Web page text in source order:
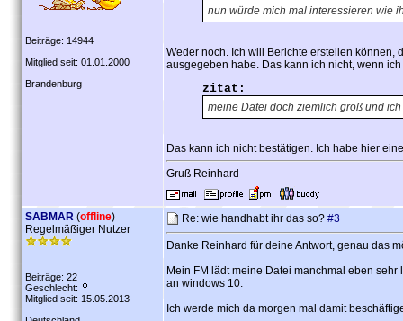
Beiträge: 14944
Mitglied seit: 01.01.2000
Brandenburg
nun würde mich mal interessieren wie
Weder noch. Ich will Berichte erstellen können,
ausgegeben habe. Das kann ich nicht, wenn
zitat:
meine Datei doch ziemlich groß und
Das kann ich nicht bestätigen. Ich habe hier
Gruß Reinhard
SABMAR (offline)
Regelmäßiger Nutzer
Beiträge: 22
Geschlecht:
Mitglied seit: 15.05.2013
Re: wie handhabt ihr das so? #3
Danke Reinhard für deine Antwort, genau das
Mein FM lädt meine Datei manchmal eben
an windows 10.
Ich werde mich da morgen mal damit